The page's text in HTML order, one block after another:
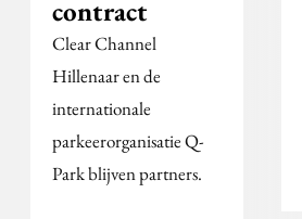
contract
Clear Channel
Hillenaar en de
internationale
parkeerorganisatie Q-
Park blijven partners.